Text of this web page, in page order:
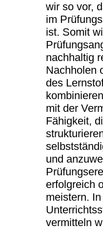
wir so vor,
im
ist. Somit
nachhaltig
Nachholen
des
mit der
Fähigkeit,
und
erfolgreich
meistern.
vermitteln